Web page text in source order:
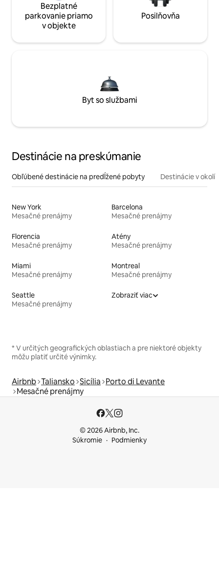
Bezplatné
parkovanie priamo
v objekte
Posilňovňa
Byt so službami
Destinácie na preskúmanie
Obľúbené destinácie na predĺžené pobyty Destinácie v okolí
New York
Mesačné prenájmy
Barcelona
Mesačné prenájmy
Florencia
Mesačné prenájmy
Atény
Mesačné prenájmy
Miami
Mesačné prenájmy
Montreal
Mesačné prenájmy
Seattle
Mesačné prenájmy
Zobraziť viac
* V určitých geografických oblastiach a pre niektoré objekty
môžu platiť určité výnimky.
Airbnb Taliansko Sicília Porto di Levante
Mesačné prenájmy
© 2026 Airbnb, Inc.
Súkromie
Podmienky